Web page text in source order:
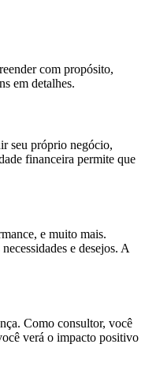
com propósito,
em detalhes.
seu próprio negócio,
financeira permite que
e muito mais.
e desejos. A
Como consultor, você
verá o impacto positivo